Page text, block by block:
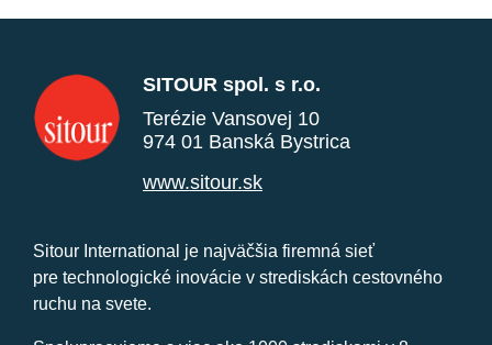
SITOUR spol. s r.o.
Terézie Vansovej 10
974 01 Banská Bystrica
www.sitour.sk
Sitour International je najväčšia firemná sieť
pre technologické inovácie v strediskách cestovného
ruchu na svete.